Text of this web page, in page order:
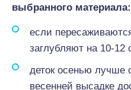
выбранного материала:
если
заглубляют на 10-12
деток осенью лучше
весенней высадке